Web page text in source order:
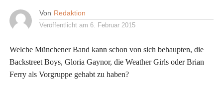
Von Redaktion
Veröffentlicht am 6. Februar 2015
Welche Münchener Band kann schon von sich behaupten, die
Backstreet Boys, Gloria Gaynor, die Weather Girls oder Brian
Ferry als Vorgruppe gehabt zu haben?